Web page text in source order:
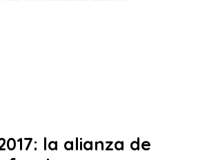
la alianza de